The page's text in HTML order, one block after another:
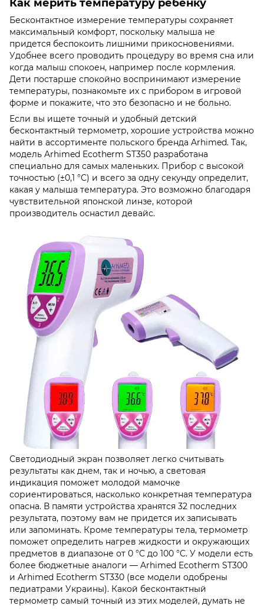
Как мерить температуру ребенку
Бесконтактное измерение температуры сохраняет
максимальный комфорт, поскольку малыша не
придется беспокоить лишними прикосновениями.
Удобнее всего проводить процедуру во время сна или
когда малыш спокоен, например после кормления.
Дети постарше спокойно воспринимают измерение
температуры, познакомьте их с прибором в игровой
форме и покажите, что это безопасно и не больно.
Если вы ищете точный и удобный детский
бесконтактный термометр, хорошие устройства можно
найти в ассортименте польского бренда Arhimed. Так,
модель Arhimed Ecotherm ST350 разработана
специально для самых маленьких. Прибор с высокой
точностью (±0,1 °C) и всего за одну секунду определит,
какая у малыша температура. Это возможно благодаря
чувствительной японской линзе, которой
производитель оснастил девайс.
Светодиодный экран позволяет легко считывать
результаты как днем, так и ночью, а световая
индикация поможет молодой мамочке
сориентироваться, насколько конкретная температура
опасна. В памяти устройства хранятся 32 последних
результата, поэтому вам не придется их записывать
или запоминать. Кроме температуры тела, термометр
поможет определить нагрев жидкости и окружающих
предметов в диапазоне от 0 °C до 100 °C. У модели есть
более бюджетные аналоги — Arhimed Ecotherm ST300
и Arhimed Ecotherm ST330 (все модели одобрены
педиатрами Украины). Какой бесконтактный
термометр самый точный из этих моделей, думать не